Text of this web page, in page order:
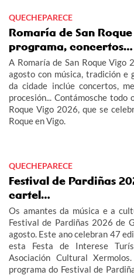
QUECHEPARECE
Romaría de San
programa, concertos…
A Romaría de San Roque
agosto con música, tradición e
da cidade inclúe concertos,
procesión... Contámosche todo
Roque Vigo 2026, que se
Roque en Vigo.
QUECHEPARECE
Festival de Pardiñas
cartel…
Os amantes da música e a
Festival de Pardiñas 2026 de
agosto. Este ano celebran 47
esta Festa de Interese
Asociación Cultural
programa do Festival de